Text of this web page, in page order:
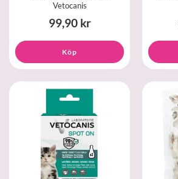
Vetocanis
99,90 kr
Köp